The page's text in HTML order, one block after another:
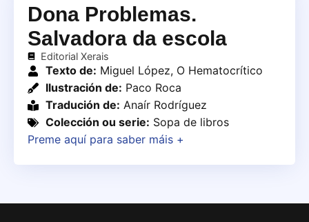
Dona Problemas.
Salvadora da escola
Editorial Xerais
Texto de: Miguel López, O Hematocrítico
Ilustración de: Paco Roca
Tradución de: Anaír Rodríguez
Colección ou serie: Sopa de libros
Preme aquí para saber máis +